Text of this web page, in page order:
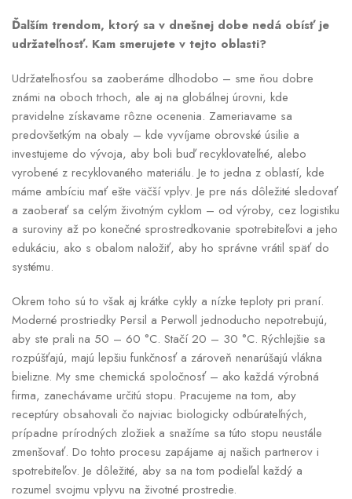
Ďalším trendom, ktorý sa v dnešnej dobe nedá obísť je
udržateľnosť. Kam smerujete v tejto oblasti?
Udržateľnosťou sa zaoberáme dlhodobo – sme ňou dobre
známi na oboch trhoch, ale aj na globálnej úrovni, kde
pravidelne získavame rôzne ocenenia. Zameriavame sa
predovšetkým na obaly – kde vyvíjame obrovské úsilie a
investujeme do vývoja, aby boli buď recyklovateľné, alebo
vyrobené z recyklovaného materiálu. Je to jedna z oblastí, kde
máme ambíciu mať ešte väčší vplyv. Je pre nás dôležité sledovať
a zaoberať sa celým životným cyklom – od výroby, cez logistiku
a suroviny až po konečné sprostredkovanie spotrebiteľovi a jeho
edukáciu, ako s obalom naložiť, aby ho správne vrátil späť do
systému.
Okrem toho sú to však aj krátke cykly a nízke teploty pri praní.
Moderné prostriedky Persil a Perwoll jednoducho nepotrebujú,
aby ste prali na 50 – 60 °C. Stačí 20 – 30 °C. Rýchlejšie sa
rozpúšťajú, majú lepšiu funkčnosť a zároveň nenarúšajú vlákna
bielizne. My sme chemická spoločnosť – ako každá výrobná
firma, zanechávame určitú stopu. Pracujeme na tom, aby
receptúry obsahovali čo najviac biologicky odbúrateľných,
prípadne prírodných zložiek a snažíme sa túto stopu neustále
zmenšovať. Do tohto procesu zapájame aj našich partnerov i
spotrebiteľov. Je dôležité, aby sa na tom podieľal každý a
rozumel svojmu vplyvu na životné prostredie.